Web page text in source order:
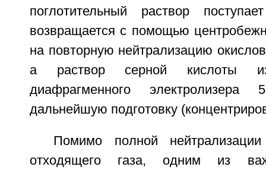
поглотительный раствор
возвращается с помощью
на повторную нейтрализацию
а раствор серной кислоты
диафрагменного
дальнейшую подготовку
Помимо полной
отходящего газа, одним из